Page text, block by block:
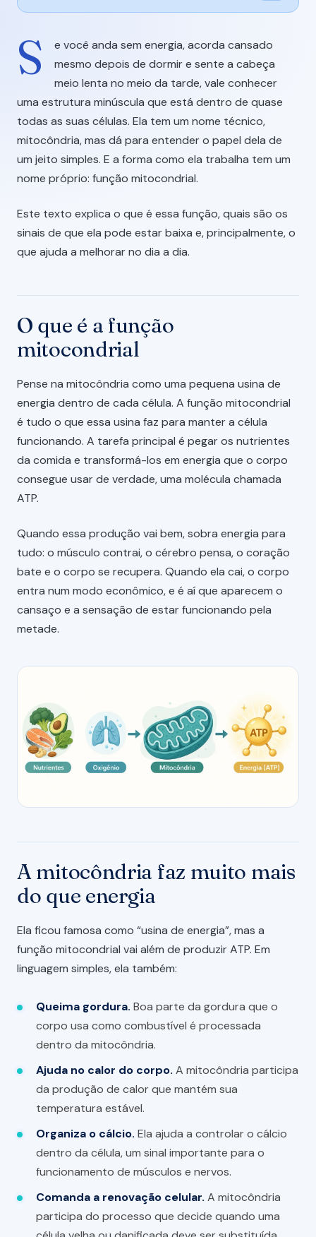
S
e você anda sem energia, acorda cansado
mesmo depois de dormir e sente a cabeça
meio lenta no meio da tarde, vale conhecer
uma estrutura minúscula que está dentro de quase
todas as suas células. Ela tem um nome técnico,
mitocôndria, mas dá para entender o papel dela de
um jeito simples. E a forma como ela trabalha tem um
nome próprio: função mitocondrial.
Este texto explica o que é essa função, quais são os
sinais de que ela pode estar baixa e, principalmente, o
que ajuda a melhorar no dia a dia.
O que é a função
mitocondrial
Pense na mitocôndria como uma pequena usina de
energia dentro de cada célula. A função mitocondrial
é tudo o que essa usina faz para manter a célula
funcionando. A tarefa principal é pegar os nutrientes
da comida e transformá-los em energia que o corpo
consegue usar de verdade, uma molécula chamada
ATP.
Quando essa produção vai bem, sobra energia para
tudo: o músculo contrai, o cérebro pensa, o coração
bate e o corpo se recupera. Quando ela cai, o corpo
entra num modo econômico, e é aí que aparecem o
cansaço e a sensação de estar funcionando pela
metade.
A mitocôndria faz muito mais
do que energia
Ela ficou famosa como “usina de energia”, mas a
função mitocondrial vai além de produzir ATP. Em
linguagem simples, ela também:
Queima gordura. Boa parte da gordura que o
corpo usa como combustível é processada
dentro da mitocôndria.
Ajuda no calor do corpo. A mitocôndria participa
da produção de calor que mantém sua
temperatura estável.
Organiza o cálcio. Ela ajuda a controlar o cálcio
dentro da célula, um sinal importante para o
funcionamento de músculos e nervos.
Comanda a renovação celular. A mitocôndria
participa do processo que decide quando uma